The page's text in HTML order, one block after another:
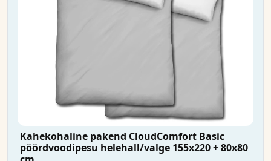
Kahekohaline pakend CloudComfort Basic
pöördvoodipesu helehall/valge 155x220 + 80x80